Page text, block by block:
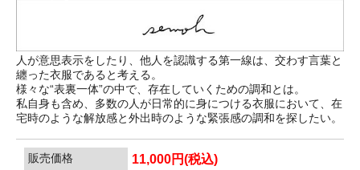
人が意思表示をしたり、他人を認識する第一線は、交わす言葉と
纏った衣服であると考える。
様々な“表裏一体”の中で、存在していくための調和とは。
私自身も含め、多数の人が日常的に身につける衣服において、在
宅時のような解放感と外出時のような緊張感の調和を探したい。
販売価格 11,000円(税込)